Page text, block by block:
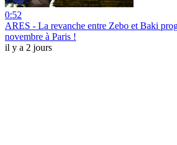
0:52
ARES - La revanche entre Zebo et Baki
novembre à Paris !
il y a 2 jours